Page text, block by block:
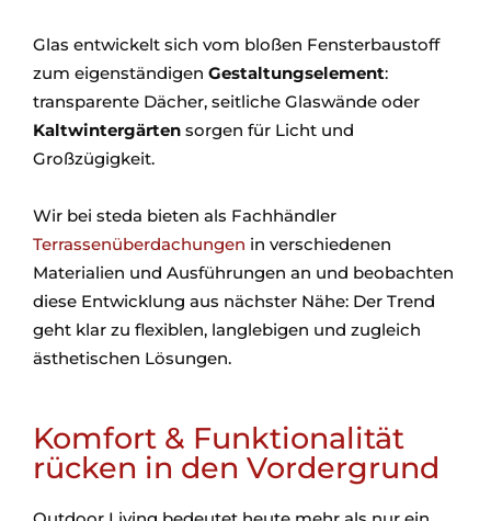
Glas entwickelt sich vom bloßen Fensterbaustoff
zum eigenständigen Gestaltungselement:
transparente Dächer, seitliche Glaswände oder
Kaltwintergärten sorgen für Licht und
Großzügigkeit.
Wir bei steda bieten als Fachhändler
Terrassenüberdachungen in verschiedenen
Materialien und Ausführungen an und beobachten
diese Entwicklung aus nächster Nähe: Der Trend
geht klar zu flexiblen, langlebigen und zugleich
ästhetischen Lösungen.
Komfort & Funktionalität
rücken in den Vordergrund